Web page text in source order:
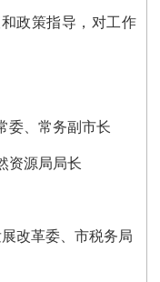
政策指导，对工作
委、常务副市长
资源局局长
改革委、市税务局